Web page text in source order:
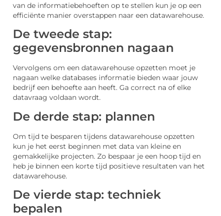
van de informatiebehoeften op te stellen kun je op een
efficiënte manier overstappen naar een datawarehouse.
De tweede stap:
gegevensbronnen nagaan
Vervolgens om een datawarehouse opzetten moet je
nagaan welke databases informatie bieden waar jouw
bedrijf een behoefte aan heeft. Ga correct na of elke
datavraag voldaan wordt.
De derde stap: plannen
Om tijd te besparen tijdens datawarehouse opzetten
kun je het eerst beginnen met data van kleine en
gemakkelijke projecten. Zo bespaar je een hoop tijd en
heb je binnen een korte tijd positieve resultaten van het
datawarehouse.
De vierde stap: techniek
bepalen